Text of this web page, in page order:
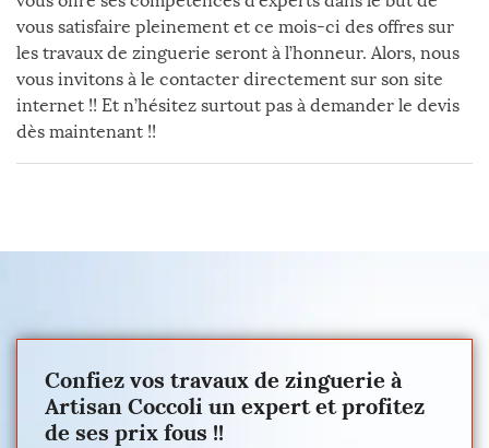
vous satisfaire pleinement et ce mois-ci des offres sur
les travaux de zinguerie seront à l’honneur. Alors, nous
vous invitons à le contacter directement sur son site
internet !! Et n’hésitez surtout pas à demander le devis
dès maintenant !!
Confiez vos travaux de zinguerie à
Artisan Coccoli un expert et profitez
de ses prix fous !!